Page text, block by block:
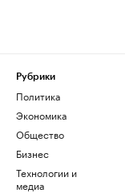
Рубрики
Политика
Экономика
Общество
Бизнес
Технологии и
медиа